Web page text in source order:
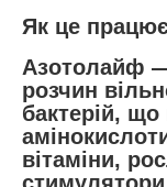
Як це
Азотолайф
розчин
бактерій, що
вітаміни,